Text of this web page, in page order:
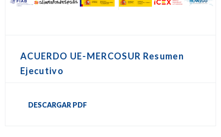
ACUERDO UE-MERCOSUR Resumen
Ejecutivo
DESCARGAR PDF